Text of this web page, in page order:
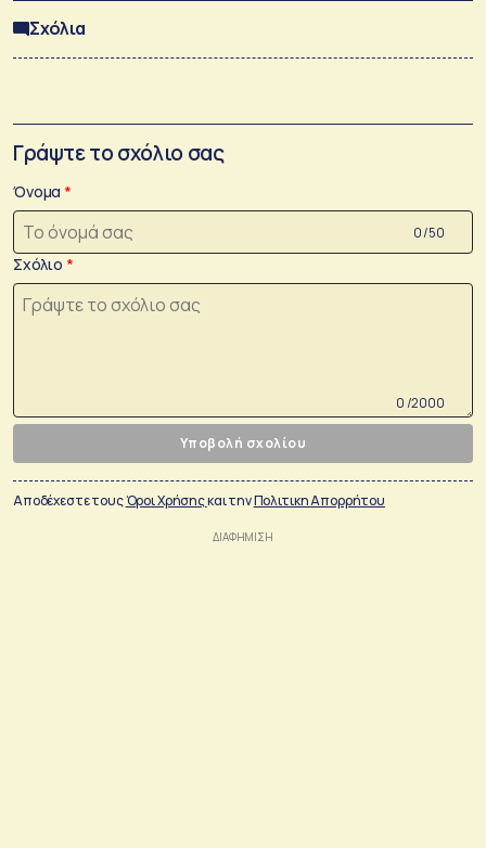
Σχόλια
Γράψτε το σχόλιο σας
Όνομα
0 /50
Σχόλιο
0 /2000
Υποβολή σχολίου
Αποδέχεστε τουςΌροι Χρήσηςκαι τηνΠολιτικη Απορρήτου